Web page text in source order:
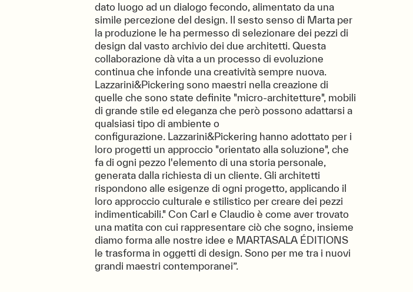
dato luogo ad un dialogo fecondo, alimentato da una
simile percezione del design. Il sesto senso di Marta per
la produzione le ha permesso di selezionare dei pezzi di
design dal vasto archivio dei due architetti. Questa
collaborazione dà vita a un processo di evoluzione
continua che infonde una creatività sempre nuova.
Lazzarini&Pickering sono maestri nella creazione di
quelle che sono state definite "micro-architetture", mobili
di grande stile ed eleganza che però possono adattarsi a
qualsiasi tipo di ambiente o
configurazione. Lazzarini&Pickering hanno adottato per i
loro progetti un approccio "orientato alla soluzione", che
fa di ogni pezzo l'elemento di una storia personale,
generata dalla richiesta di un cliente. Gli architetti
rispondono alle esigenze di ogni progetto, applicando il
loro approccio culturale e stilistico per creare dei pezzi
indimenticabili." Con Carl e Claudio è come aver trovato
una matita con cui rappresentare ciò che sogno, insieme
diamo forma alle nostre idee e MARTASALA ÉDITIONS
le trasforma in oggetti di design. Sono per me tra i nuovi
grandi maestri contemporanei”.